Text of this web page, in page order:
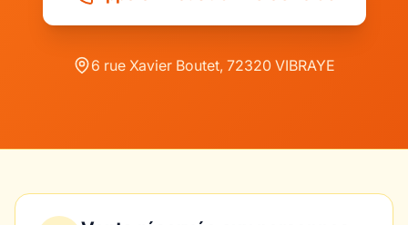
6 rue Xavier Boutet, 72320 VIBRAYE